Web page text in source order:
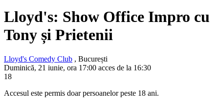
Lloyd's: Show Office Impro cu
Tony și Prietenii
Lloyd's Comedy Club , București
Duminică, 21 iunie, ora 17:00 acces de la 16:30
18
Accesul este permis doar persoanelor peste 18 ani.